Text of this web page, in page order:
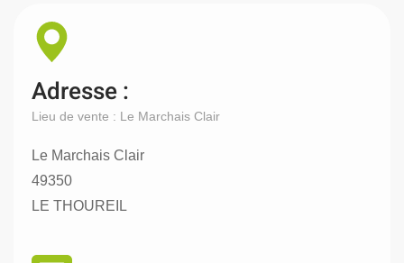
Adresse :
Lieu de vente : Le Marchais Clair
Le Marchais Clair
49350
LE THOUREIL